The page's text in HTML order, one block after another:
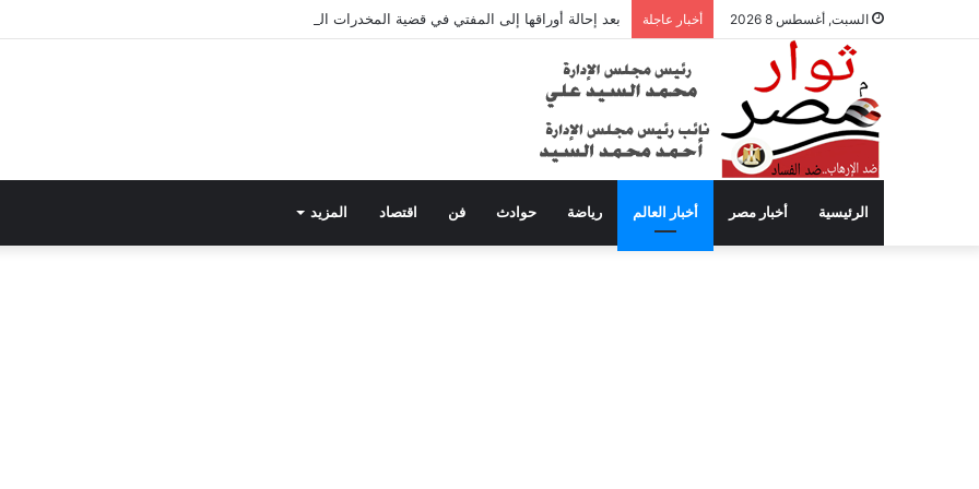
السبت, أغسطس 8 2026 أخبار عاجلة بعد إحالة أوراقها إلى المفتي في قضية المخدرات الكبرى.. من هي سارة خليفة؟
الرئيسية أخبار مصر أخبار العالم رياضة حوادث فن اقتصاد المزيد